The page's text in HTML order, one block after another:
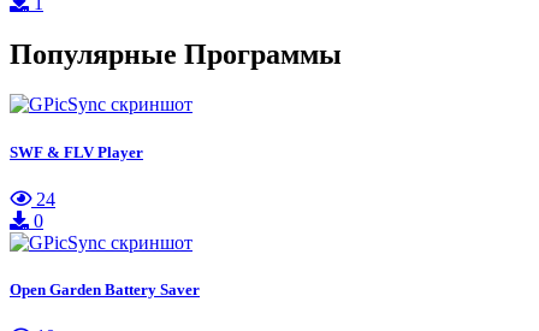
Популярные Программы
SWF & FLV Player
24
0
Open Garden Battery Saver